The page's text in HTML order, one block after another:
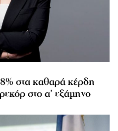
στα καθαρά κέρδη
στο α’ εξάμηνο